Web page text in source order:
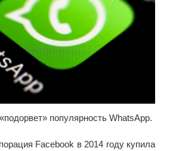
популярность WhatsApp.
Facebook в 2014 году купила